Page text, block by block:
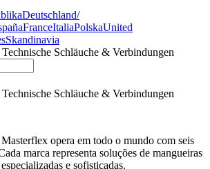
Deutschland/
FranceItaliaPolskaUnited
Skandinavia
opera em todo o mundo com seis
marca representa soluções de mangueiras
e sofisticadas.